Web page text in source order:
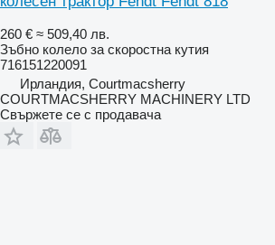
260 € ≈ 509,40 лв.
Зъбно колело за скоростна кутия
716151220091
Ирландия, Courtmacsherry
COURTMACSHERRY MACHINERY LTD
Свържете се с продавача